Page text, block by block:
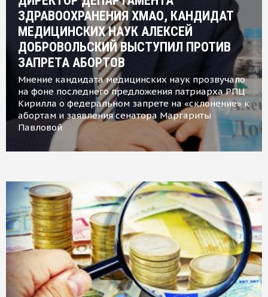
ЗДРАВООХРАНЕНИЯ ХМАО, КАНДИДАТ
МЕДИЦИНСКИХ НАУК АЛЕКСЕЙ
ДОБРОВОЛЬСКИЙ ВЫСТУПИЛ ПРОТИВ
ЗАПРЕТА АБОРТОВ
Мнение кандидата медицинских наук прозвучало
на фоне последнего предложения патриарха РПЦ
Кирилла о федеральном запрете на «склонение» к
абортам и заявления сенатора Маргариты
Павловой